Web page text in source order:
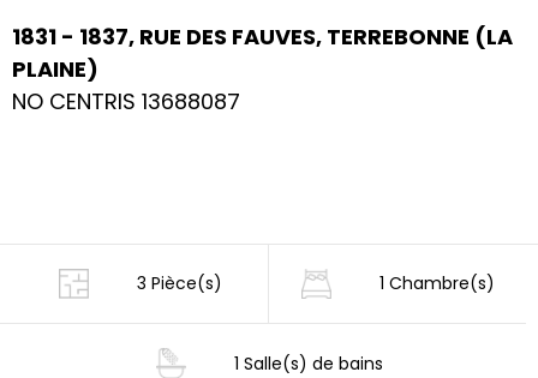
1831 - 1837, RUE DES FAUVES, TERREBONNE (LA
PLAINE)
NO CENTRIS 13688087
3 Pièce(s) 1 Chambre(s)
1 Salle(s) de bains